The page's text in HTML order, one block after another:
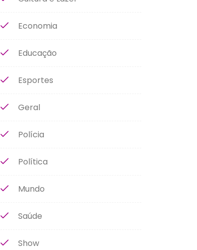
Economia
Educação
Esportes
Geral
Polícia
Política
Mundo
Saúde
Show